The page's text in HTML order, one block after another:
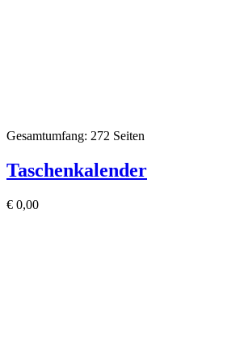
Gesamtumfang: 272 Seiten
Taschenkalender
€ 0,00